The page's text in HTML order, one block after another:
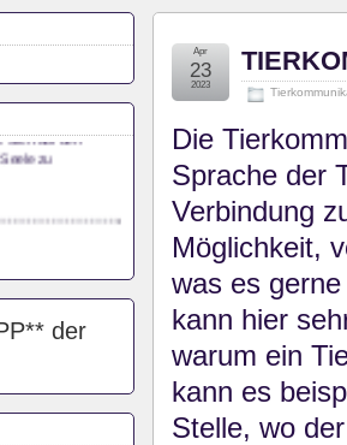
Apr
23
2023
Die
Sprache der
Verbindung
Möglichkeit,
was es
kann hier
warum ein
kann es
Stelle, wo
auf den
zu
der